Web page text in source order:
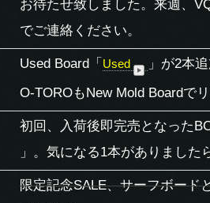
お待たせ致しました。来週、
でご連絡ください。
Used Board「 Used
」が2本
O-TOROもNew Mold Boardで
初回、入荷後即完売となった
」。気になる1本がありまし
限定記念SALE、サーフボード